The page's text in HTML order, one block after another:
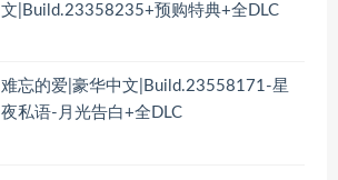
文|Build.23358235+预购特典+全DLC
难忘的爱|豪华中文|Build.23558171-星
夜私语-月光告白+全DLC